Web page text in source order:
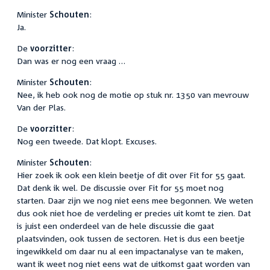
Minister Schouten:
Ja.
De voorzitter:
Dan was er nog een vraag …
Minister Schouten:
Nee, ik heb ook nog de motie op stuk nr. 1350 van mevrouw
Van der Plas.
De voorzitter:
Nog een tweede. Dat klopt. Excuses.
Minister Schouten:
Hier zoek ik ook een klein beetje of dit over Fit for 55 gaat.
Dat denk ik wel. De discussie over Fit for 55 moet nog
starten. Daar zijn we nog niet eens mee begonnen. We weten
dus ook niet hoe de verdeling er precies uit komt te zien. Dat
is juist een onderdeel van de hele discussie die gaat
plaatsvinden, ook tussen de sectoren. Het is dus een beetje
ingewikkeld om daar nu al een impactanalyse van te maken,
want ik weet nog niet eens wat de uitkomst gaat worden van